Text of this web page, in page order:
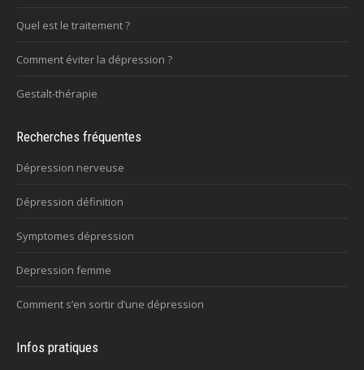
Quel est le traitement ?
Comment éviter la dépression ?
Gestalt-thérapie
Recherches fréquentes
Dépression nerveuse
Dépression définition
Symptomes dépression
Depression femme
Comment s’en sortir d’une dépression
Infos pratiques